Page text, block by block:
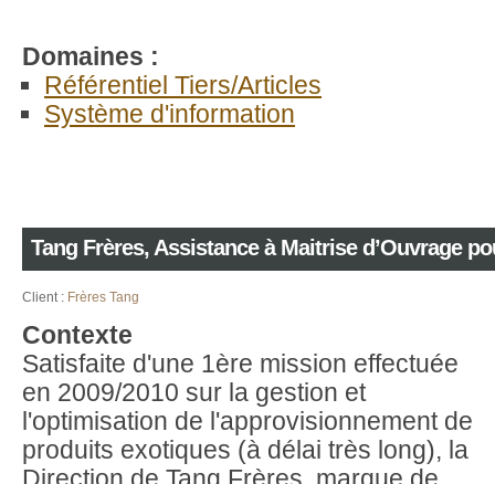
Domaines :
Référentiel Tiers/Articles
Système d'information
Tang Frères, Assistance à Maitrise d’Ouvrage
Client : Frères Tang
Contexte
Satisfaite d'une 1ère mission effectuée
en 2009/2010 sur la gestion et
l'optimisation de l'approvisionnement de
produits exotiques (à délai très long), la